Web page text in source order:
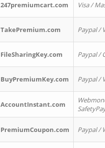
247premiumcart.com Visa /
TakePremium.com Paypal /
FileSharingKey.com Paypal /
BuyPremiumKey.com Paypal /
AccountInstant.com
PremiumCoupon.com Paypal /